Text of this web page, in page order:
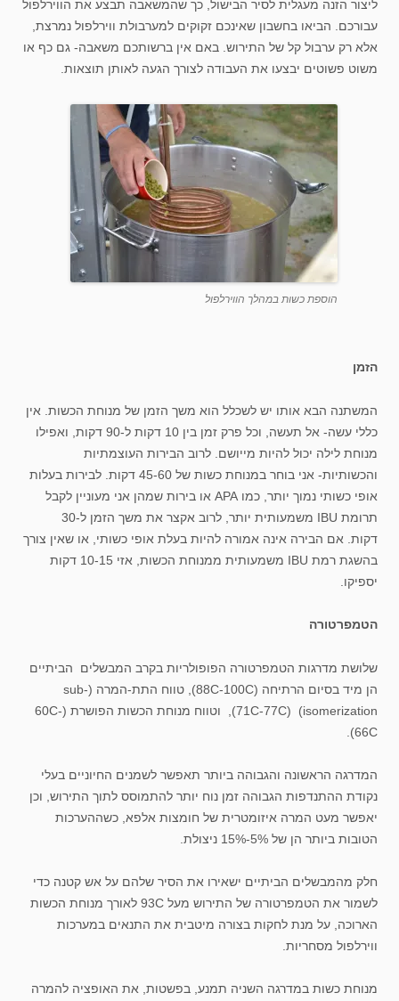
ליצור הזנה מעגלית לסיר הבישול, כך שהמשאבה תבצע את הווירלפול
עבורכם. הביאו בחשבון שאינכם זקוקים למערבולת ווירלפול נמרצת,
אלא רק ערבול קל של התירוש. באם אין ברשותכם משאבה- גם כף או
משוט פשוטים יבצעו את העבודה לצורך הגעה לאותן תוצאות.
הוספת כשות במהלך הווירלפול
הזמן
המשתנה הבא אותו יש לשכלל הוא משך הזמן של מנוחת הכשות. אין
כללי עשה- אל תעשה, וכל פרק זמן בין 10 דקות ל-90 דקות, ואפילו
מנוחת לילה יכול להיות מייושם. לרוב הבירות העוצמתיות
והכשותיות- אני בוחר במנוחת כשות של 45-60 דקות. לבירות בעלות
אופי כשותי נמוך יותר, כמו APA או בירות שמהן אני מעוניין לקבל
תרומת IBU משמעותית יותר, לרוב אקצר את משך הזמן ל-30
דקות. אם הבירה אינה אמורה להיות בעלת אופי כשותי, או שאין צורך
בהשגת רמת IBU משמעותית ממנוחת הכשות, אזי 10-15 דקות
יספיקו.
הטמפרטורה
שלושת מדרגות הטמפרטורה הפופולריות בקרב המבשלים הביתיים
הן מיד בסיום הרתיחה (88C-100C), טווח התת-המרה (sub-
isomerization) (71C-77C), וטווח מנוחת הכשות הפושרת (60C-
66C).
המדרגה הראשונה והגבוהה ביותר תאפשר לשמנים החיוניים בעלי
נקודת ההתנדפות הגבוהה זמן נוח יותר להתמוסס לתוך התירוש, וכן
יאפשר מעט המרה איזומטרית של חומצות אלפא, כשההערכות
הטובות ביותר הן של 5%-15% ניצולת.
חלק מהמבשלים הביתיים ישאירו את הסיר שלהם על אש קטנה כדי
לשמור את הטמפרטורה של התירוש מעל 93C לאורך מנוחת הכשות
הארוכה, על מנת לחקות בצורה מיטבית את התנאים במערכות
ווירלפול מסחריות.
מנוחת כשות במדרגה השניה תמנע, בפשטות, את האופציה להמרה